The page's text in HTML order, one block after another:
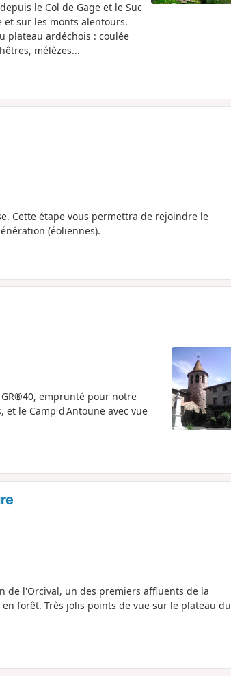
le Col de Gage et le Suc
et sur les monts alentours.
plateau ardéchois : coulée
mélèzes...
Cette étape vous permettra de rejoindre le
(éoliennes).
emprunté pour notre
le Camp d'Antoune avec vue
de l'Orcival, un des premiers affluents de la
forêt. Très jolis points de vue sur le plateau du